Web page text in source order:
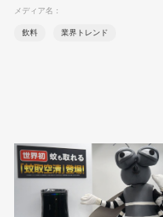
メディア名：
飲料 業界トレンド